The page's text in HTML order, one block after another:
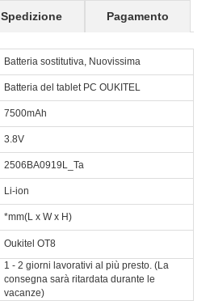
Spedizione Pagamento
Batteria sostitutiva, Nuovissima
Batteria del tablet PC OUKITEL
7500mAh
3.8V
2506BA0919L_Ta
Li-ion
*mm(L x W x H)
Oukitel OT8
1 - 2 giorni lavorativi al più presto. (La
consegna sarà ritardata durante le
vacanze)